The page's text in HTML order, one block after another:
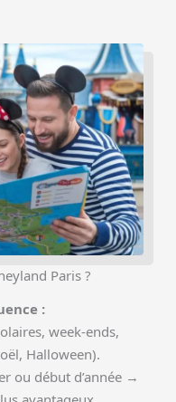
Paris ?
:
week-ends,
Halloween).
ou début d’année →